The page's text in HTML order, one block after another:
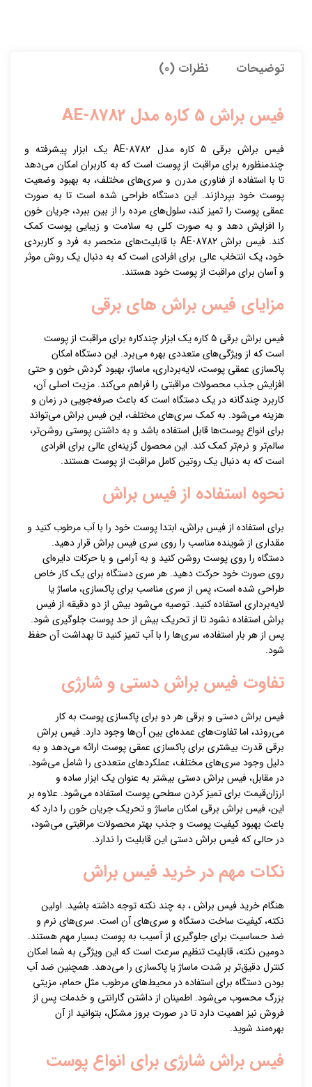
توضیحات نظرات (0)
فیس براش 5 کاره مدل AE-8782
فیس براش برقی 5 کاره مدل AE-8782 یک ابزار پیشرفته و
چندمنظوره برای مراقبت از پوست است که به کاربران امکان می‌دهد
تا با استفاده از فناوری مدرن و سری‌های مختلف، به بهبود وضعیت
پوست خود بپردازند. این دستگاه طراحی شده است تا به صورت
عمقی پوست را تمیز کند، سلول‌های مرده را از بین ببرد، جریان خون
را افزایش دهد و به صورت کلی به سلامت و زیبایی پوست کمک
کند. فیس براش AE-8782 با قابلیت‌های منحصر به فرد و کاربردی
خود، یک انتخاب عالی برای افرادی است که به دنبال یک روش موثر
و آسان برای مراقبت از پوست خود هستند.
مزایای فیس براش های برقی
فیس براش برقی ۵ کاره یک ابزار چندکاره برای مراقبت از پوست
است که از ویژگی‌های متعددی بهره می‌برد. این دستگاه امکان
پاکسازی عمقی پوست، لایه‌برداری، ماساژ، بهبود گردش خون و حتی
افزایش جذب محصولات مراقبتی را فراهم می‌کند. مزیت اصلی آن،
کاربرد چندگانه در یک دستگاه است که باعث صرفه‌جویی در زمان و
هزینه می‌شود. به کمک سری‌های مختلف، این فیس براش می‌تواند
برای انواع پوست‌ها قابل استفاده باشد و به داشتن پوستی روشن‌تر،
سالم‌تر و نرم‌تر کمک کند. این محصول گزینه‌ای عالی برای افرادی
است که به دنبال یک روتین کامل مراقبت از پوست هستند.
نحوه استفاده از فیس براش
برای استفاده از فیس براش، ابتدا پوست خود را با آب مرطوب کنید و
مقداری از شوینده مناسب را روی سری فیس براش قرار دهید.
دستگاه را روی پوست روشن کنید و به آرامی و با حرکات دایره‌ای
روی صورت خود حرکت دهید. هر سری دستگاه برای یک کار خاص
طراحی شده است، پس از سری مناسب برای پاکسازی، ماساژ یا
لایه‌برداری استفاده کنید. توصیه می‌شود بیش از دو دقیقه از فیس
براش استفاده نشود تا از تحریک بیش از حد پوست جلوگیری شود.
پس از هر بار استفاده، سری‌ها را با آب تمیز کنید تا بهداشت آن حفظ
شود.
تفاوت فیس براش دستی و شارژی
فیس براش دستی و برقی هر دو برای پاکسازی پوست به کار
می‌روند، اما تفاوت‌های عمده‌ای بین آن‌ها وجود دارد. فیس براش
برقی قدرت بیشتری برای پاکسازی عمقی پوست ارائه می‌دهد و به
دلیل وجود سری‌های مختلف، عملکردهای متعددی را شامل می‌شود.
در مقابل، فیس براش دستی بیشتر به عنوان یک ابزار ساده و
ارزان‌قیمت برای تمیز کردن سطحی پوست استفاده می‌شود. علاوه بر
این، فیس براش برقی امکان ماساژ و تحریک جریان خون را دارد که
باعث بهبود کیفیت پوست و جذب بهتر محصولات مراقبتی می‌شود،
در حالی که فیس براش دستی این قابلیت را ندارد.
نکات مهم در خرید فیس براش
هنگام خرید فیس براش ، به چند نکته توجه داشته باشید. اولین
نکته، کیفیت ساخت دستگاه و سری‌های آن است. سری‌های نرم و
ضد حساسیت برای جلوگیری از آسیب به پوست بسیار مهم هستند.
دومین نکته، قابلیت تنظیم سرعت است که این ویژگی به شما امکان
کنترل دقیق‌تر بر شدت ماساژ یا پاکسازی را می‌دهد. همچنین ضد آب
بودن دستگاه برای استفاده در محیط‌های مرطوب مثل حمام، مزیتی
بزرگ محسوب می‌شود. اطمینان از داشتن گارانتی و خدمات پس از
فروش نیز اهمیت دارد تا در صورت بروز مشکل، بتوانید از آن
بهره‌مند شوید.
فیس براش شارژی برای انواع پوست